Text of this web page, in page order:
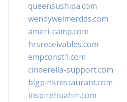
queensushipa.com
wendyweimerdds.com
ameri-camp.com
hrsreceivables.com
empconst1.com
cinderella-support.com
bigpinkrestaurant.com
inspirehuahin.com